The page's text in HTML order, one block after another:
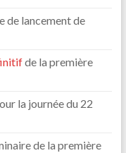
de lancement de
de la première
la journée du 22
de la première